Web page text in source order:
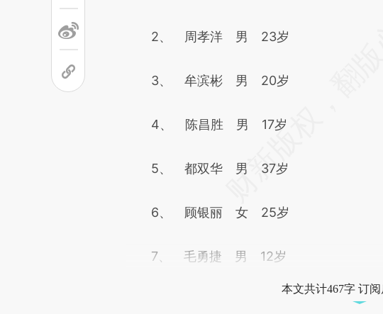
2、 周孝洋 男 23岁
3、 牟滨彬 男 20岁
4、 陈昌胜 男 17岁
5、 都双华 男 37岁
6、 顾银丽 女 25岁
7、 毛勇捷 男 12岁
本文共计467字 订